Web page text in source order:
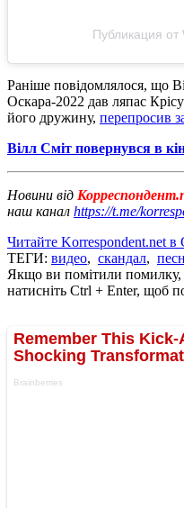
Публикация от
Раніше повідомлялося, що
Оскара-2022 дав ляпас
його дружину, перепросив
Вілл Сміт повернувся в
Новини від
наш канал https://t.me/
Читайте Korrespondent.net в
ТЕГИ: видео, скандал,
Якщо ви помітили помилку,
натисніть Ctrl + Enter, щоб